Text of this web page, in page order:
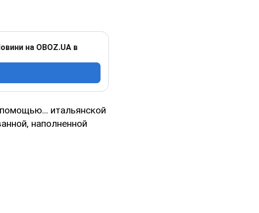
на OBOZ.UA в
итальянской
наполненной